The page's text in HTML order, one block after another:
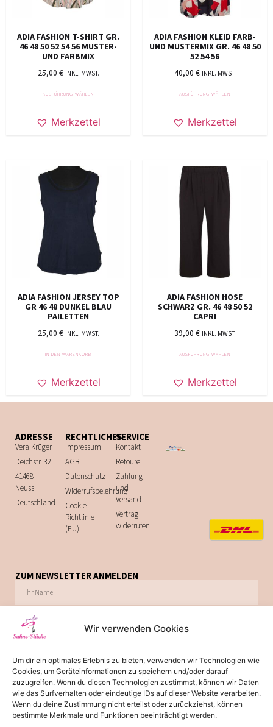
Wir verwenden Cookies
Um dir ein optimales Erlebnis zu bieten, verwenden wir Technologien wie
Cookies, um Geräteinformationen zu speichern und/oder darauf
zuzugreifen. Wenn du diesen Technologien zustimmst, können wir Daten
wie das Surfverhalten oder eindeutige IDs auf dieser Website verarbeiten.
Wenn du deine Zustimmung nicht erteilst oder zurückziehst, können
bestimmte Merkmale und Funktionen beeinträchtigt werden.
ADIA FASHION T-SHIRT GR.
46 48 50 52 54 56 MUSTER-
UND FARBMIX
25,00 € INKL. MWST.
AUSFÜHRUNG WÄHLEN
Merkzettel
ADIA FASHION KLEID FARB-
UND MUSTERMIX GR. 46 48 50
52 54 56
40,00 € INKL. MWST.
AUSFÜHRUNG WÄHLEN
Merkzettel
ADIA FASHION JERSEY TOP
GR 46 48 DUNKEL BLAU
PAILETTEN
25,00 € INKL. MWST.
IN DEN WARENKORB
Merkzettel
ADIA FASHION HOSE
SCHWARZ GR. 46 48 50 52
CAPRI
39,00 € INKL. MWST.
AUSFÜHRUNG WÄHLEN
Merkzettel
ADRESSE
Vera Krüger
Deichstr. 32
41468
Neuss
Deutschland
RECHTLICHES
Impressum
AGB
Datenschutz
Widerrufsbelehrung
Cookie-
Richtlinie
(EU)
SERVICE
Kontakt
Retoure
Zahlung
und
Versand
Vertrag
widerrufen
ZUM NEWSLETTER ANMELDEN
Angebote per E-Mail informiert werden. Diese Einwilligung kann jederzeit via E-Mail
widerrufen werden.
JETZT ABONNIEREN